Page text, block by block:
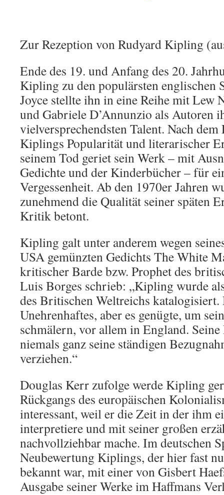
Zur Rezeption von Rudyard Kipling
Ende des 19. und Anfang des 20.
Kipling zu den populärsten englischen
Joyce stellte ihn in eine Reihe mit Lew
und Gabriele D’Annunzio als Autoren
vielversprechendsten Talent. Nach
Kiplings Popularität und literarischer
seinem Tod geriet sein Werk – mit
Gedichte und der Kinderbücher – für
Vergessenheit. Ab den 1970er Jahren
zunehmend die Qualität seiner späten
Kritik betont.
Kipling galt unter anderem wegen
USA gemünzten Gedichts The White
kritischer Barde bzw. Prophet des
Luis Borges schrieb: „Kipling wurde
des Britischen Weltreichs katalogisiert.
Unehrenhaftes, aber es genügte, um
schmälern, vor allem in England.
niemals ganz seine ständigen
verziehen.“
Douglas Kerr zufolge werde Kipling
Rückgangs des europäischen
interessant, weil er die Zeit in der ihm
interpretiere und mit seiner großen
nachvollziehbar mache. Im deutschen
Neubewertung Kiplings, der hier fast
bekannt war, mit einer von Gisbert
Ausgabe seiner Werke im Haffmans